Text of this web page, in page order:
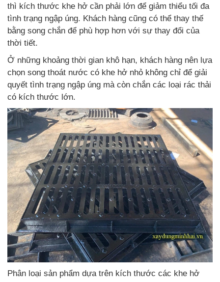
thì kích thước khe hở cần phải lớn để giảm thiểu tối đa
tình trạng ngập úng. Khách hàng cũng có thể thay thế
bằng song chắn để phù hợp hơn với sự thay đổi của
thời tiết.
Ở những khoảng thời gian khô hạn, khách hàng nên lựa
chọn song thoát nước có khe hở nhỏ không chỉ để giải
quyết tình trạng ngập úng mà còn chắn các loại rác thải
có kích thước lớn.
Phân loại sản phẩm dựa trên kích thước các khe hở